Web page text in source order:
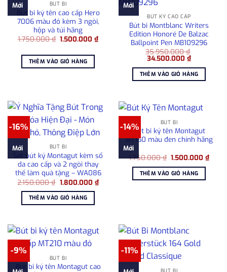
Mới BÚT BI
Bút bi ký tên cao cấp Hero
7006 màu đỏ kèm 3 ngòi,
hộp và túi hãng
1.750.000₫ Giá
1.750.000 ₫.
1.500.000₫Giá
hiện
THÊM VÀO GIỎ HÀNG
Mới
BÚT KÝ CAO CẤP
Bút bi Montblanc Writers
Edition Honoré De Balzac
Ballpoint Pen MB109296
35.950.000₫
Giá
là:
35.950.000 ₫.
34.500.000 ₫Giá
hiện
tại
là:
THÊM VÀO GIỎ HÀNG
-16%
Mới BÚT BI
Set bút ký Montagut kèm sổ
da cao cấp và 2 ngòi thay
thế làm quà tặng – WA086
2.150.000₫ Giá
là:
2.150.000 ₫.
1.800.000 ₫Giá
hiện
THÊM VÀO GIỎ HÀNG
-14%
Mới
BÚT BI
Bút bi ký tên Montagut
MT160 màu đen chính hãng
1.750.000₫ Giá
là:
1.750.000 ₫.
1.500.000₫Giá
hiện
THÊM VÀO GIỎ HÀNG
-9%
BÚT BI
Bút bi ký tên Montagut cao
-11%
BÚT BI